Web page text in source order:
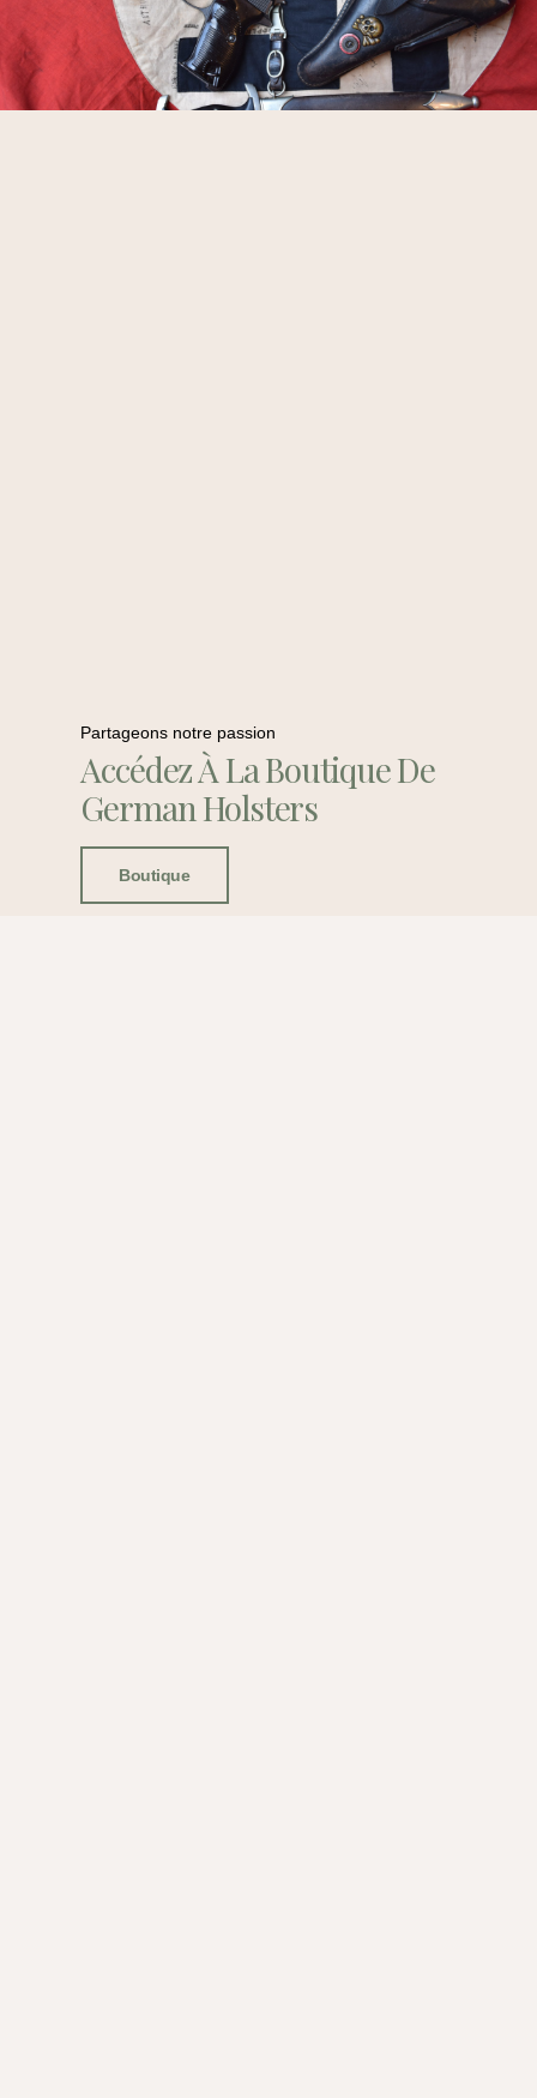
Partageons notre passion
Accédez À La Boutique De
German Holsters
Boutique